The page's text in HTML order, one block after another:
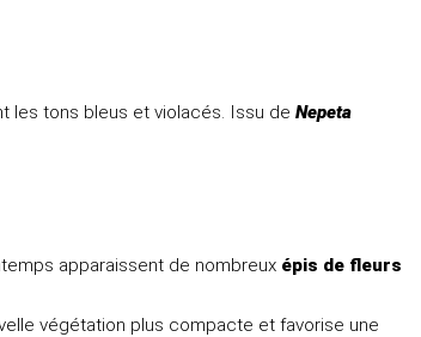
les tons bleus et violacés. Issu de Nepeta
apparaissent de nombreux épis de fleurs
végétation plus compacte et favorise une